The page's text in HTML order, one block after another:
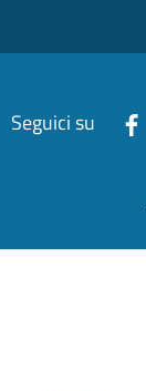
Seguici su